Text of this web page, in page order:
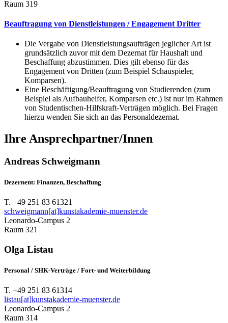
Raum 319
Beauftragung von Dienstleistungen / Engagement Dritter
Die Vergabe von Dienstleistungsaufträgen jeglicher Art ist
grundsätzlich zuvor mit dem Dezernat für Haushalt und
Beschaffung abzustimmen. Dies gilt ebenso für das
Engagement von Dritten (zum Beispiel Schauspieler,
Komparsen).
Eine Beschäftigung/Beauftragung von Studierenden (zum
Beispiel als Aufbauhelfer, Komparsen etc.) ist nur im Rahmen
von Studentischen-Hilfskraft-Verträgen möglich. Bei Fragen
hierzu wenden Sie sich an das Personaldezernat.
Ihre Ansprechpartner/Innen
Andreas Schweigmann
Dezernent: Finanzen, Beschaffung
T. +49 251 83 61321
schweigmann[at]kunstakademie-muenster.de
Leonardo-Campus 2
Raum 321
Olga Listau
Personal / SHK-Verträge / Fort- und Weiterbildung
T. +49 251 83 61314
listau[at]kunstakademie-muenster.de
Leonardo-Campus 2
Raum 314